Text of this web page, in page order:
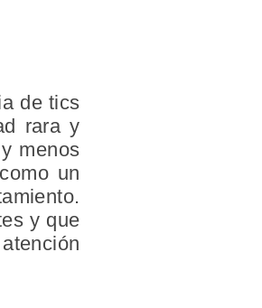
de tics
rara y
menos
un
y que